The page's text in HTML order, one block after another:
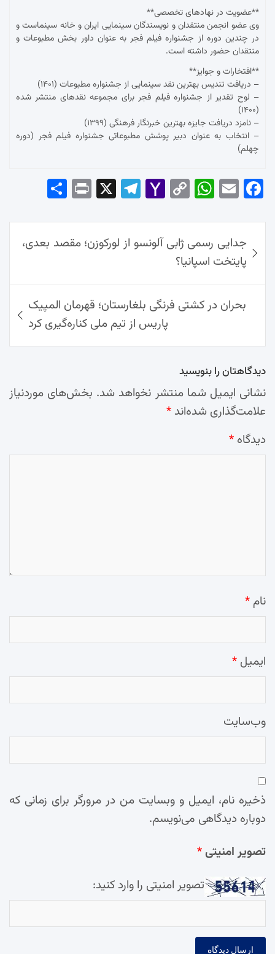
**عضویت در نهادهای تخصصی**
وی عضو انجمن منتقدان و نویسندگان سینمایی ایران و خانه سینماست و
در چندین دوره از جشنواره فیلم فجر به عنوان داور بخش مطبوعات و
منتقدان حضور داشته است.
**افتخارات و جوایز**
– دریافت تندیس بهترین نقد سینمایی از جشنواره مطبوعات (۱۴۰۱)
– لوح تقدیر از جشنواره فیلم فجر برای مجموعه نقدهای منتشر شده
(۱۴۰۰)
– نامزد دریافت جایزه بهترین خبرنگار فرهنگی (۱۳۹۹)
– انتخاب به عنوان دبیر پوشش مطبوعاتی جشنواره فیلم فجر (دوره
چهلم)
Fac
ok
Em
Wh
Ap
p
Co
Lin
k
Yah
Mai
l
Tel
am
Pri
راهبری
نوشته‌ها
جدایی رسمی ژابی آلونسو از لورکوزن؛ مقصد بعدی،
پایتخت اسپانیا؟
بحران در کشتی فرنگی بلغارستان؛ قهرمان المپیک
پاریس از تیم ملی کناره‌گیری کرد
دیدگاهتان را بنویسید
نشانی ایمیل شما منتشر نخواهد شد. بخش‌های موردنیاز
علامت‌گذاری شده‌اند *
دیدگاه *
نام *
ایمیل *
وب‌سایت
ذخیره نام، ایمیل و وبسایت من در مرورگر برای زمانی که
دوباره دیدگاهی می‌نویسم.
تصویر امنیتی*
تصویر امنیتی را وارد کنید: